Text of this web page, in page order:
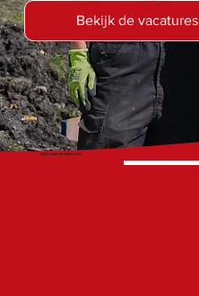
Bekijk de vacatures
Openstaande vacatures: